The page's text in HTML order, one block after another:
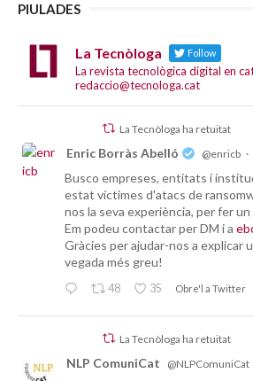
PIULADES
La Tecnòloga Follow
La revista tecnològica digital en
redaccio@tecnologa.cat
La Tecnòloga ha retuitat
Enric Borràs Abelló @enricb ·
Busco empreses, entitats i
estat víctimes d'atacs de
nos la seva experiència, per fer
Em podeu contactar per DM i a
Gràcies per ajudar-nos a explicar
vegada més greu!
48 35 Obre'l a Twitter
La Tecnòloga ha retuitat
NLP ComuniCat @NLPComuniCat